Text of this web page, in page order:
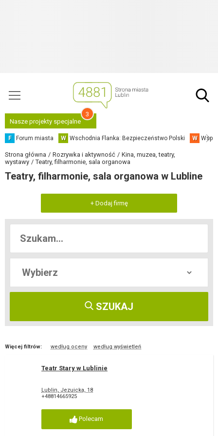
Nasze projekty specjalne
3
F Forum miasta W Wschodnia Flanka: Bezpieczeństwo Polski W
Strona główna Rozrywka i aktywność
Kina, muzea, teatry,
wystawy
Teatry, filharmonie, sala organowa
Teatry, filharmonie, sala organowa w Lubline
+ Dodaj firmę
SZUKAJ
Więcej filtrów: według oceny według wyświetleń
Teatr Stary w Lublinie
Lublin, Jezuicka, 18
+48814665925
Polecam